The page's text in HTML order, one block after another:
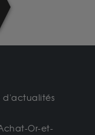
d'actualités
Or-et-